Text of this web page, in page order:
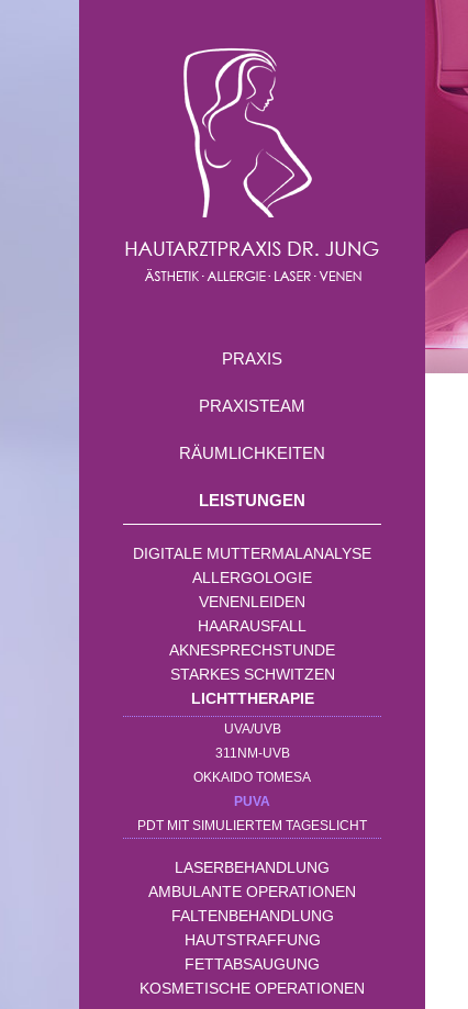
PRAXIS
PRAXISTEAM
RÄUMLICHKEITEN
LEISTUNGEN
DIGITALE MUTTERMALANALYSE
ALLERGOLOGIE
VENENLEIDEN
HAARAUSFALL
AKNESPRECHSTUNDE
STARKES SCHWITZEN
LICHTTHERAPIE
UVA/UVB
311NM-UVB
OKKAIDO TOMESA
PUVA
PDT MIT SIMULIERTEM TAGESLICHT
LASERBEHANDLUNG
AMBULANTE OPERATIONEN
FALTENBEHANDLUNG
HAUTSTRAFFUNG
FETTABSAUGUNG
KOSMETISCHE OPERATIONEN